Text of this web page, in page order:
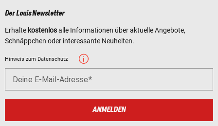
Der Louis Newsletter
Erhalte kostenlosalle Informationen über aktuelle Angebote,
Schnäppchen oder interessante Neuheiten.
Hinweis zum Datenschutz
Deine E-Mail-Adresse
ANMELDEN